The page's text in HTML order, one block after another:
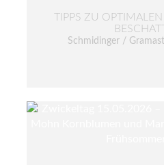
TIPPS ZU
Schmidinger /